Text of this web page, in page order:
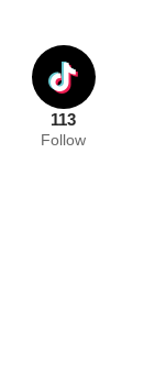
113
Follow